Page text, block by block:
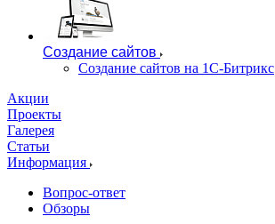
Создание сайтов
Создание сайтов на 1С-Битрикс
Акции
Проекты
Галерея
Статьи
Информация
Вопрос-ответ
Обзоры